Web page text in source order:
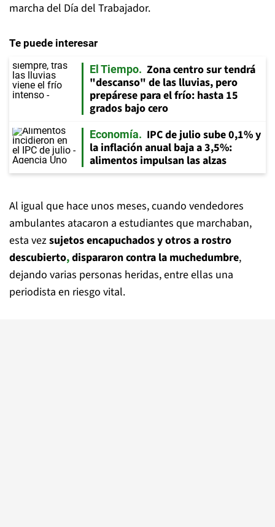
marcha del Día del Trabajador.
Te puede interesar
El Tiempo
Zona centro sur tendrá
"descanso" de las lluvias, pero
prepárese para el frío: hasta 15
grados bajo cero
Economía
IPC de julio sube 0,1% y
la inflación anual baja a 3,5%:
alimentos impulsan las alzas
Al igual que hace unos meses, cuando vendedores
ambulantes atacaron a estudiantes que marchaban,
esta vezsujetos encapuchados y otros a rostro
descubierto,dispararon contra la muchedumbre,
dejando varias personas heridas, entre ellas una
periodista en riesgo vital.